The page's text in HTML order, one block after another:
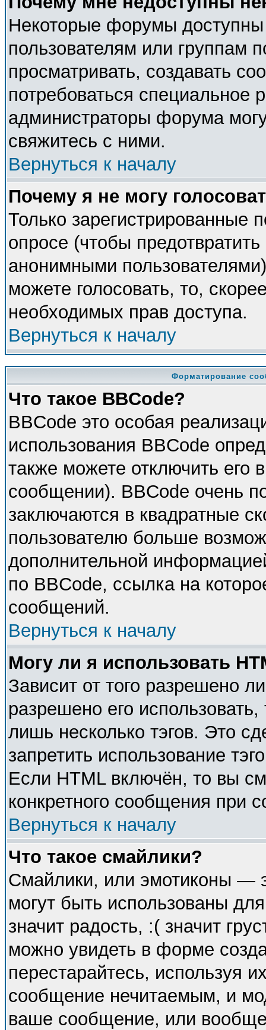
Некоторые форумы
пользователям или группам
просматривать, создавать
потребоваться
администраторы форума
свяжитесь с ними.
Вернуться к началу
Почему я не могу
Только зарегистрированные
опросе (чтобы предотвратить
анонимными
можете голосовать, то,
необходимых прав доступа.
Вернуться к началу
Форматирование
Что такое BBCode?
BBCode это особая
использования BBCode
также можете отключить
сообщении). BBCode очень
заключаются в квадратные
пользователю больше
дополнительной
по BBCode, ссылка на
сообщений.
Вернуться к началу
Могу ли я использовать
Зависит от того разрешено
разрешено его использовать,
лишь несколько тэгов. Это
запретить использование
Если HTML включён, то вы
конкретного сообщения при
Вернуться к началу
Что такое смайлики?
Смайлики, или эмотиконы —
могут быть использованы
значит радость, :( значит
можно увидеть в форме
перестарайтесь, используя
сообщение нечитаемым, и
ваше сообщение, или вообще